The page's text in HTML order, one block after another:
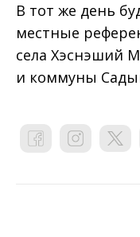
В тот же день
местные
села Хэснэший
и коммуны